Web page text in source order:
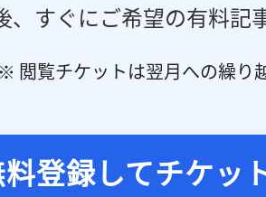
、すぐにご希望の有料記
※ 閲覧チケットは翌月への繰り
登録してチケッ